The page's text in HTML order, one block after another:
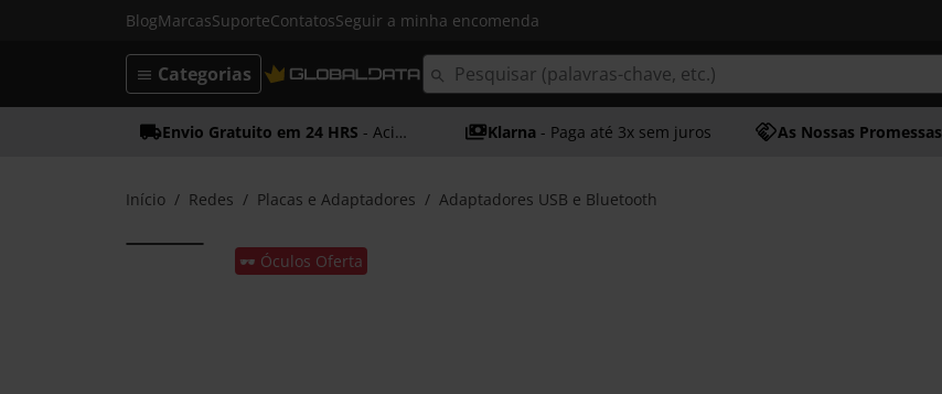
BlogMarcasSuporteContatosSeguir a minha encomenda
Categorias
Envio Gratuito em 24 HRS - Acima dos 50€ Klarna - Paga até 3x sem juros As Nossas Promessas
Início Redes Placas e Adaptadores Adaptadores USB e Bluetooth
🕶️ Óculos Oferta